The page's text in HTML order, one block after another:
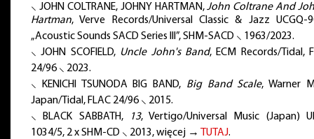
⸜ JOHN COLTRANE, JOHNY HARTMAN,John Coltrane And
Hartman, Verve Records/Universal Classic & Jazz UCGQ-
„Acoustic Sounds SACD Series III”, SHM-SACD ⸜ 1963/2023.
⸜ JOHN SCOFIELD, Uncle John's Band, ECM Records/Tidal,
24/96 ⸜ 2023.
⸜ KENICHI TSUNODA BIG BAND, Big Band Scale, Warner
Japan/Tidal, FLAC 24/96 ⸜ 2015.
⸜ BLACK SABBATH,
13, Vertigo/Universal Music (Japan)
1034/5, 2 x SHM-CD ⸜ 2013, więcej →
TUTAJ.